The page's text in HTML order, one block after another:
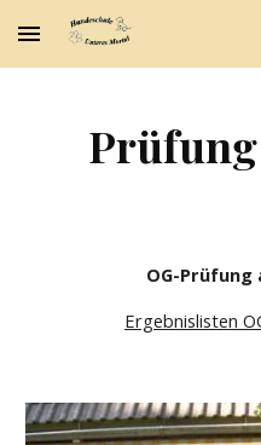
Skip to main content
Prüfung
OG-Prüfung
Ergebnislisten